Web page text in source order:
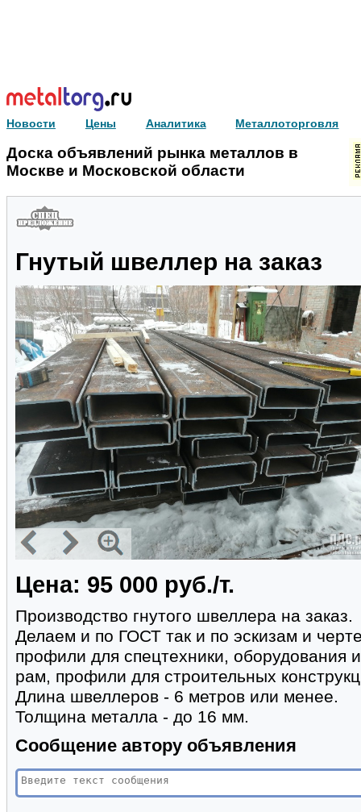
Новости Цены Аналитика Металлоторговля
Доска объявлений рынка металлов в
Москве и Московской области
Гнутый швеллер на заказ
Цена: 95 000 руб./т.
Производство гнутого швеллера на заказ.
Делаем и по ГОСТ так и по эскизам и
профили для спецтехники, оборудования
рам, профили для строительных
Длина швеллеров - 6 метров или менее.
Толщина металла - до 16 мм.
Сообщение автору объявления